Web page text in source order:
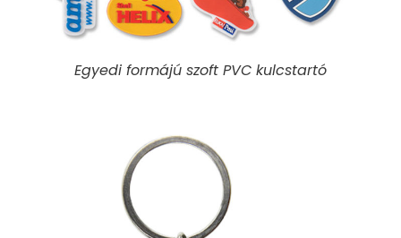
Egyedi formájú szoft PVC kulcstartó